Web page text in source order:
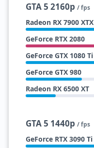
GTA 5 2160p / fps
Radeon RX 7900 XTX
GeForce RTX 2080
GeForce GTX 1080 Ti
GeForce GTX 980
Radeon RX 6500 XT
GTA 5 1440p / fps
GeForce RTX 3090 Ti